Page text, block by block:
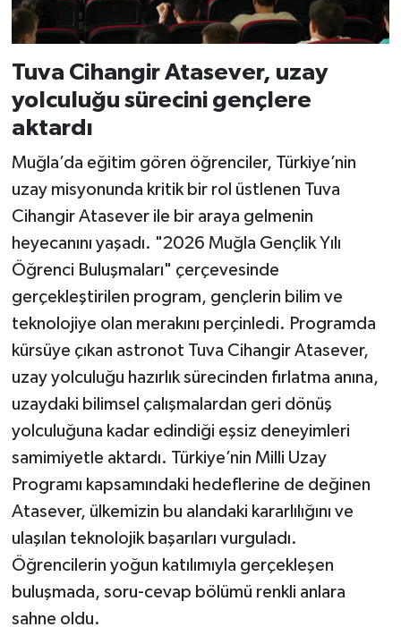
Tuva Cihangir Atasever, uzay
yolculuğu sürecini gençlere
aktardı
Muğla’da eğitim gören öğrenciler, Türkiye’nin
uzay misyonunda kritik bir rol üstlenen Tuva
Cihangir Atasever ile bir araya gelmenin
heyecanını yaşadı. "2026 Muğla Gençlik Yılı
Öğrenci Buluşmaları" çerçevesinde
gerçekleştirilen program, gençlerin bilim ve
teknolojiye olan merakını perçinledi. Programda
kürsüye çıkan astronot Tuva Cihangir Atasever,
uzay yolculuğu hazırlık sürecinden fırlatma anına,
uzaydaki bilimsel çalışmalardan geri dönüş
yolculuğuna kadar edindiği eşsiz deneyimleri
samimiyetle aktardı. Türkiye’nin Milli Uzay
Programı kapsamındaki hedeflerine de değinen
Atasever, ülkemizin bu alandaki kararlılığını ve
ulaşılan teknolojik başarıları vurguladı.
Öğrencilerin yoğun katılımıyla gerçekleşen
buluşmada, soru-cevap bölümü renkli anlara
sahne oldu.